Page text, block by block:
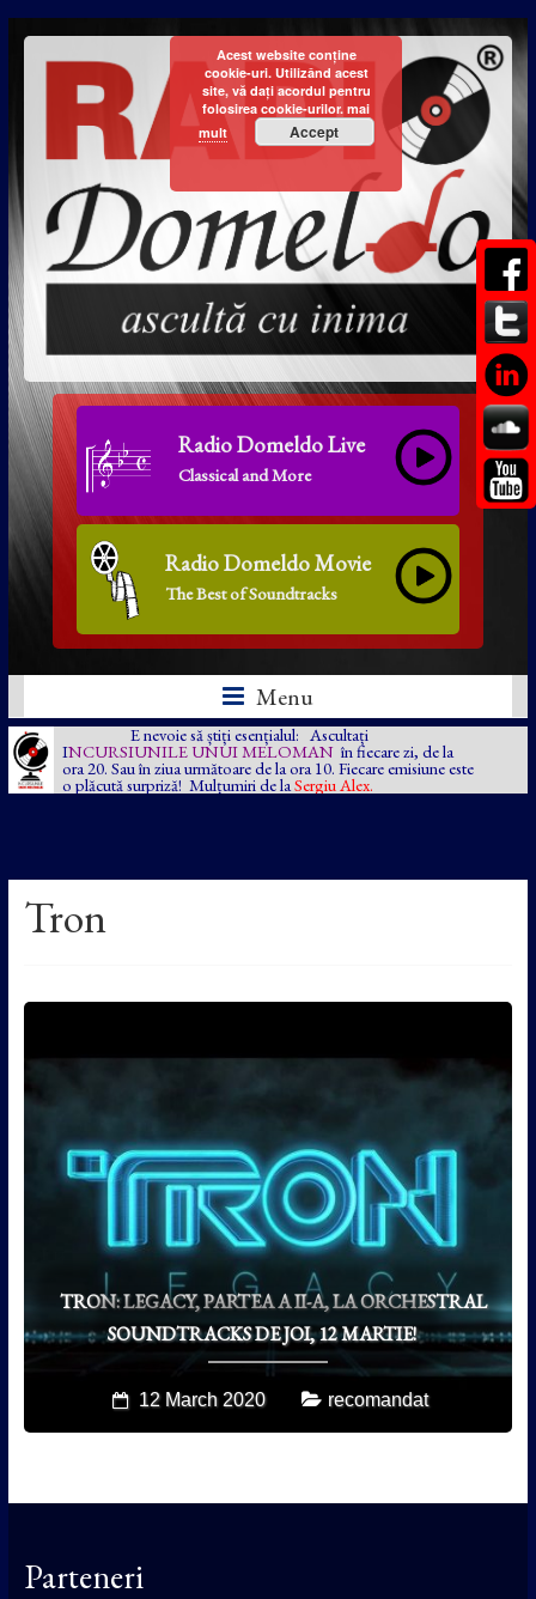
Radio Domeldo Live
Classical and More
Radio Domeldo Movie
The Best of Soundtracks
Menu
E nevoie să știți esențialul: Ascultați
INCURSIUNILE UNUI MELOMAN în fiecare zi, de la
ora 20. Sau în ziua următoare de la ora 10. Fiecare emisiune este
o plăcută surpriză! Mulțumiri de la Sergiu Alex.
Tron
TRON: LEGACY, PARTEA A II-A, LA ORCHESTRAL
SOUNDTRACKS DE JOI, 12 MARTIE!
12 March 2020 recomandat
Parteneri
Acest website conține
cookie-uri. Utilizând acest
site, vă dați acordul pentru
folosirea cookie-urilor. mai
mult
Accept